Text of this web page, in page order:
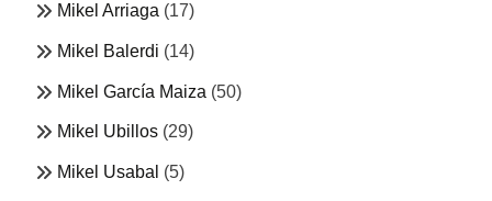
Mikel Arriaga (17)
Mikel Balerdi (14)
Mikel García Maiza (50)
Mikel Ubillos (29)
Mikel Usabal (5)